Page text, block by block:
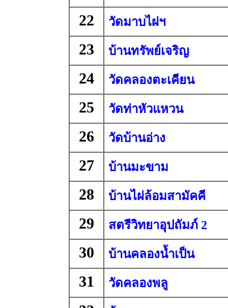
22 วัดมาบไผ่ฯ
23 บ้านทรัพย์เจริญ
24 วัดคลองตะเคียน
25 วัดท่าหัวแหวน
26 วัดบ้านอ่าง
27 บ้านมะขาม
28 บ้านไผ่ล้อมสามัคคี
29 สตรีวิทยาอุปถัมภ์ 2
30 บ้านคลองน้ำเป็น
31 วัดคลองพลู